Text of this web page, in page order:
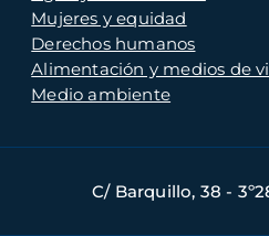
Mujeres y equidad
Derechos humanos
Alimentación y medios de
Medio ambiente
C/ Barquillo, 38 -